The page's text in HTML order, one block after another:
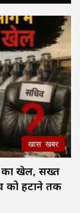
खास खबर
का खेल, सख्त
को हटाने तक